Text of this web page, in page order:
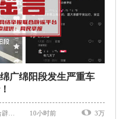
广绵阳段发生严重车
10小时前 3万